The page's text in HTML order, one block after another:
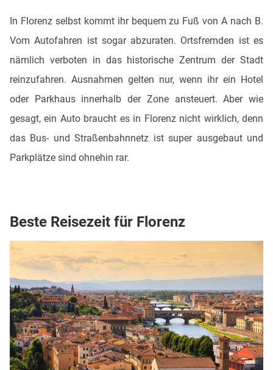
In Florenz selbst kommt ihr bequem zu Fuß von A nach B.
Vom Autofahren ist sogar abzuraten. Ortsfremden ist es
nämlich verboten in das historische Zentrum der Stadt
reinzufahren. Ausnahmen gelten nur, wenn ihr ein Hotel
oder Parkhaus innerhalb der Zone ansteuert. Aber wie
gesagt, ein Auto braucht es in Florenz nicht wirklich, denn
das Bus- und Straßenbahnnetz ist super ausgebaut und
Parkplätze sind ohnehin rar.
Beste Reisezeit für Florenz